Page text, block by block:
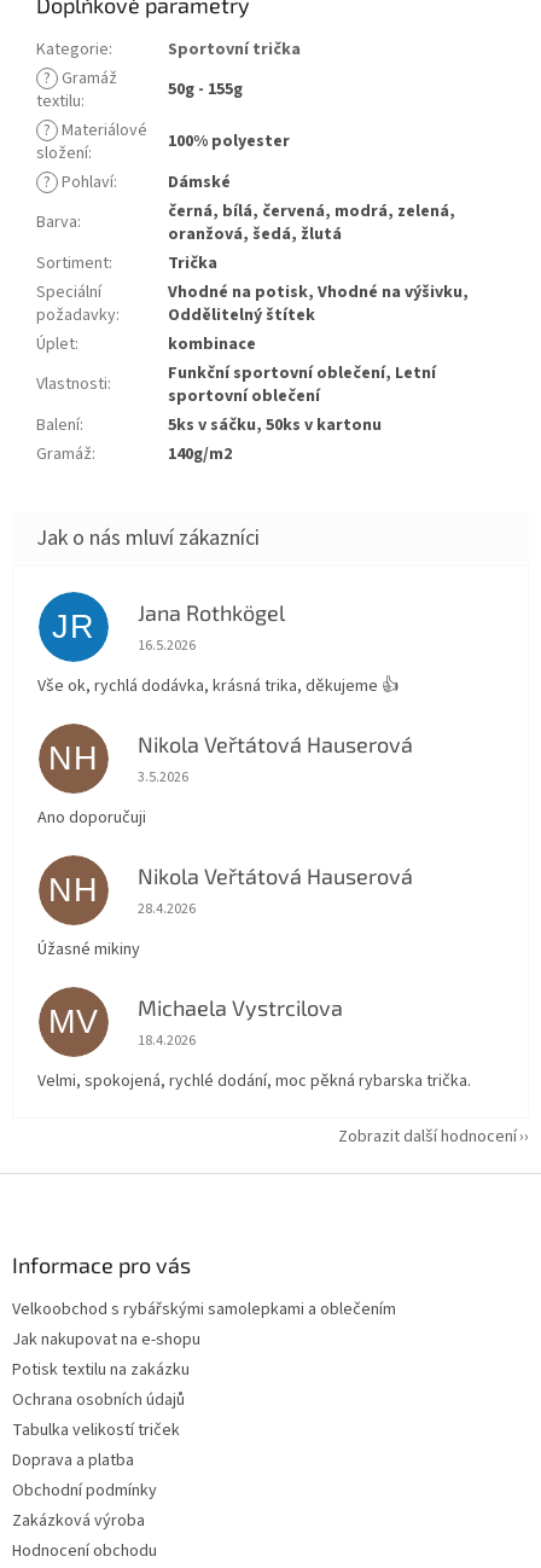
Kategorie:
Sportovní trička
? Gramáž
textilu:
50g - 155g
? Materiálové
složení:
100% polyester
? Pohlaví:
Dámské
Barva:
černá, bílá, červená, modrá, zelená,
oranžová, šedá, žlutá
Sortiment:
Trička
Speciální
požadavky:
Vhodné na potisk, Vhodné na výšivku,
Oddělitelný štítek
Úplet:
kombinace
Vlastnosti:
Funkční sportovní oblečení, Letní
sportovní oblečení
Balení:
5ks v sáčku, 50ks v kartonu
Gramáž: 140g/m2
JR Jana Rothkögel
Hodnocení obchodu je 5 z 5 hvězdiček.
16.5.2026
Vše ok, rychlá dodávka, krásná trika, děkujeme 👍
NH Nikola Veřtátová Hauserová
Hodnocení obchodu je 5 z 5 hvězdiček.
3.5.2026
Ano doporučuji
NH Nikola Veřtátová Hauserová
Hodnocení obchodu je 5 z 5 hvězdiček.
28.4.2026
Úžasné mikiny
MV Michaela Vystrcilova
Hodnocení obchodu je 5 z 5 hvězdiček.
18.4.2026
Velmi, spokojená, rychlé dodání, moc pěkná rybarska trička.
Zobrazit další hodnocení
Informace pro vás
Velkoobchod s rybářskými samolepkami a oblečením
Jak nakupovat na e-shopu
Potisk textilu na zakázku
Ochrana osobních údajů
Tabulka velikostí triček
Doprava a platba
Obchodní podmínky
Zakázková výroba
Hodnocení obchodu